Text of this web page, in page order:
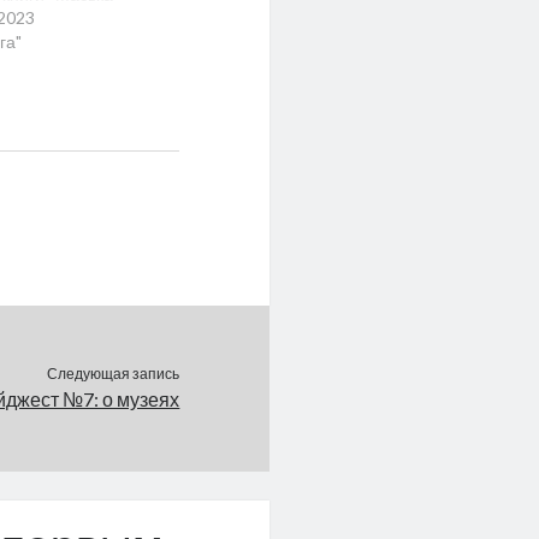
Следующая запись
№7: о музеях